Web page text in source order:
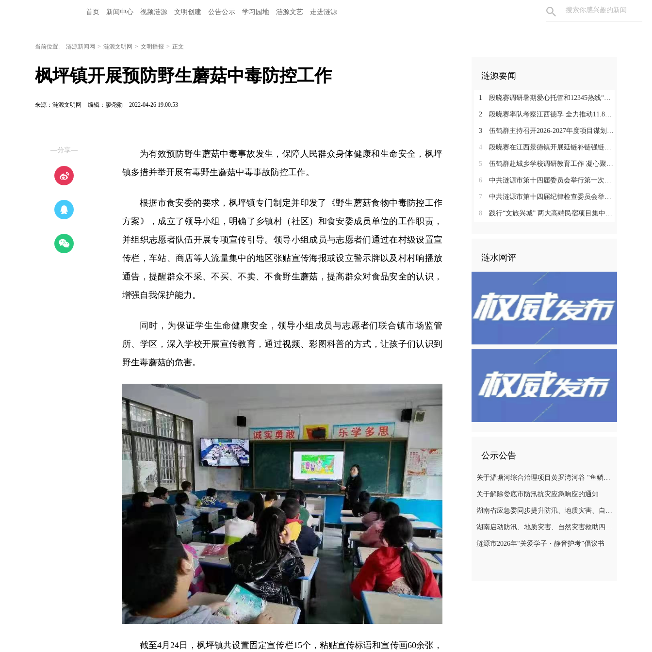
首页 新闻中心 视频涟源 文明创建 公告公示 学习园地 涟源文艺 走进涟源
当前位置: 涟源新闻网 > 涟源文明网 > 文明播报 > 正文
枫坪镇开展预防野生蘑菇中毒防控工作
来源：涟源文明网 编辑：廖尧勋 2022-04-26 19:00:53
—分享—
为有效预防野生蘑菇中毒事故发生，保障人民群众身体健康和生命安全，枫坪
镇多措并举开展有毒野生蘑菇中毒事故防控工作。
根据市食安委的要求，枫坪镇专门制定并印发了《野生蘑菇食物中毒防控工作
方案》，成立了领导小组，明确了乡镇村（社区）和食安委成员单位的工作职责，
并组织志愿者队伍开展专项宣传引导。领导小组成员与志愿者们通过在村级设置宣
传栏，车站、商店等人流量集中的地区张贴宣传海报或设立警示牌以及村村响播放
通告，提醒群众不采、不买、不卖、不食野生蘑菇，提高群众对食品安全的认识，
增强自我保护能力。
同时，为保证学生生命健康安全，领导小组成员与志愿者们联合镇市场监管
所、学区，深入学校开展宣传教育，通过视频、彩图科普的方式，让孩子们认识到
野生毒蘑菇的危害。
截至4月24日，枫坪镇共设置固定宣传栏15个，粘贴宣传标语和宣传画60余张，
涟源要闻
1 段晓赛调研暑期爱心托管和12345热线“领导接听日”工作：在办好民生实事中打通基层治理“最后一米”
2 段晓赛率队考察江西德孚 全力推动11.8亿元循环经济项目提速增效
3 伍鹤群主持召开2026-2027年度项目谋划调度会
4 段晓赛在江西景德镇开展延链补链强链招商 围绕“三电一钛”精准发力
5 伍鹤群赴城乡学校调研教育工作 凝心聚力推动涟源教育高质量发展
6 中共涟源市第十四届委员会举行第一次全体会议 段晓赛当选市委书记 伍鹤群周杨当选市委副书记
7 中共涟源市第十四届纪律检查委员会举行第一次全体会议
8 践行“文旅兴城” 两大高端民宿项目集中签约开工 全力打造“湖湘地区文旅康养名城”
涟水网评
公示公告
关于湄塘河综合治理项目黄罗湾河谷 “鱼鳞坝”区域不对外开放的公告
关于解除娄底市防汛抗灾应急响应的通知
湖南省应急委同步提升防汛、地质灾害、自然灾害救助应急响应至三级
湖南启动防汛、地质灾害、自然灾害救助四级应急响应
涟源市2026年“关爱学子・静音护考”倡议书